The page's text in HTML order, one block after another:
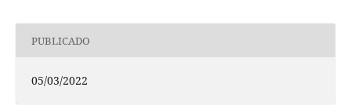
PUBLICADO
05/03/2022